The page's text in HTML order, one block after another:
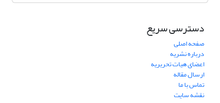
دسترسی سریع
صفحه اصلی
درباره نشریه
اعضای هیات تحریریه
ارسال مقاله
تماس با ما
نقشه سایت